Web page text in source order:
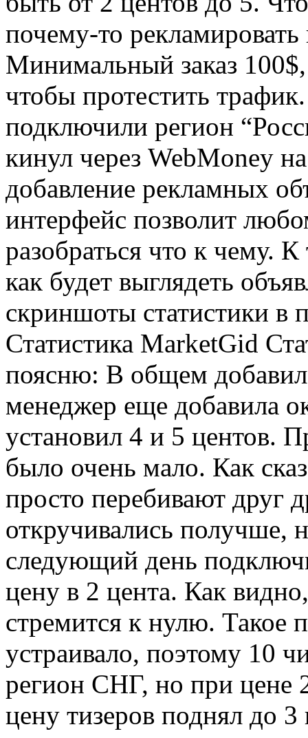
почему-то
Минимальный заказ
чтобы протестить
подключили регион
кинул через WebMoney
добавление рекламных
интерфейс позволит
разобраться что к чему.
как будет выглядеть
скриншоты статистики в
Статистика MarketGid
поясню: В общем добавил
менеджер еще добавила
установил 4 и 5 центов.
было очень мало. Как
просто перебивают друг
откручивались получше,
следующий день
цену в 2 цента. Как
стремится к нулю. Такое
устраивало, поэтому 10
регион СНГ, но при цене
цену тизеров поднял до